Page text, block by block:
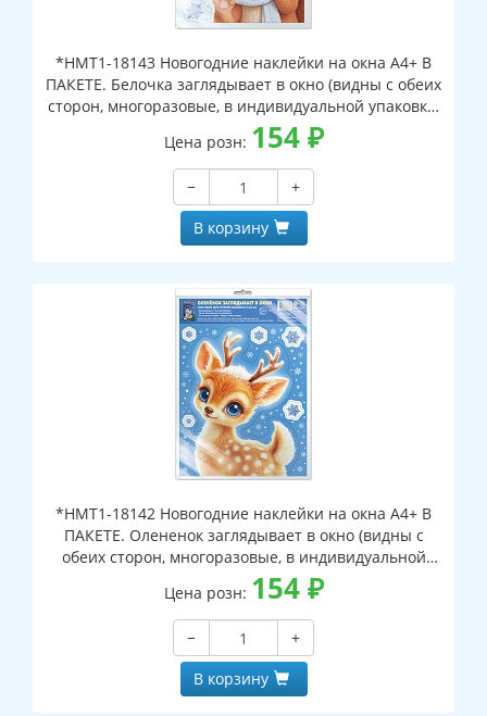
*НМТ1-18143 Новогодние наклейки на окна А4+ В
ПАКЕТЕ. Белочка заглядывает в окно (видны с обеих
сторон, многоразовые, в индивидуальной упаковке,
с европодвесом и клеевым клапаном)
Цена розн: 154₽
−
+
В корзину
*НМТ1-18142 Новогодние наклейки на окна А4+ В
ПАКЕТЕ. Олененок заглядывает в окно (видны с
обеих сторон, многоразовые, в индивидуальной
упаковке, с европодвесом и клеевым клапаном)
Цена розн: 154₽
−
+
В корзину